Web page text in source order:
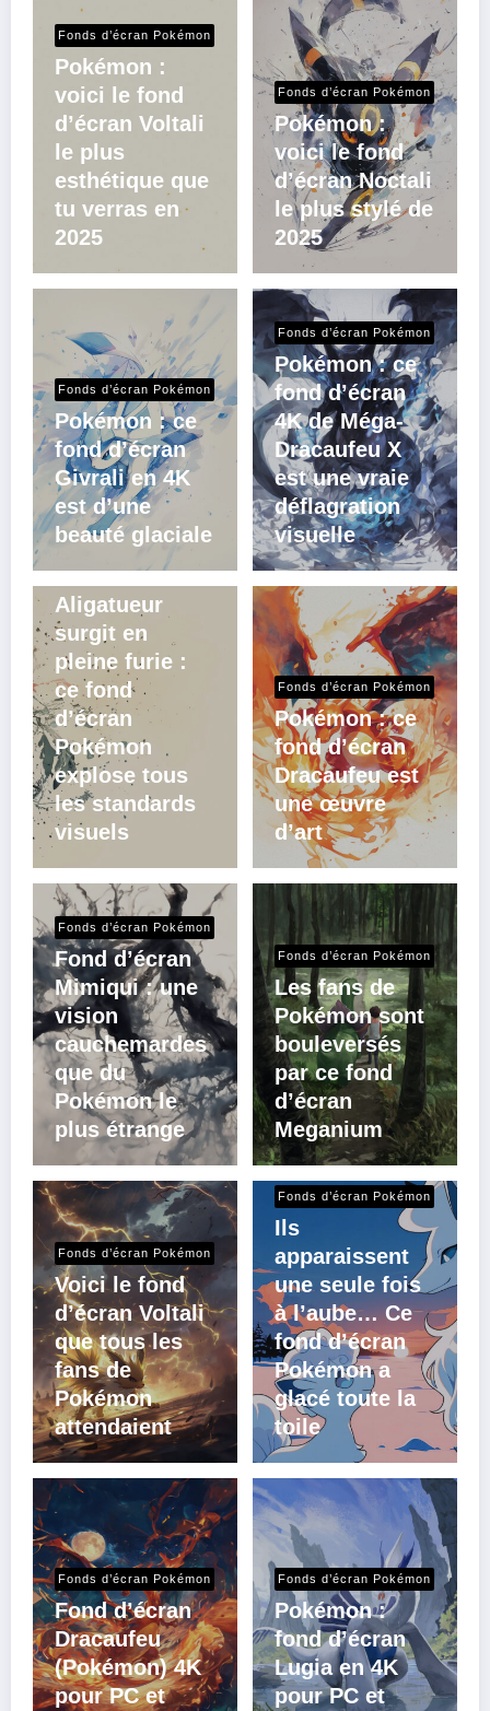
Fonds d’écran Pokémon
Pokémon :
voici le fond
d’écran Voltali
le plus
esthétique que
tu verras en
2025
Fonds d’écran Pokémon
Pokémon :
voici le fond
d’écran Noctali
le plus stylé de
2025
Fonds d’écran Pokémon
Pokémon : ce
fond d’écran
Givrali en 4K
est d’une
beauté glaciale
Fonds d’écran Pokémon
Pokémon : ce
fond d’écran
4K de Méga-
Dracaufeu X
est une vraie
déflagration
visuelle
Fonds d’écran Pokémon
Aligatueur
surgit en
pleine furie :
ce fond
d’écran
Pokémon
explose tous
les standards
visuels
Fonds d’écran Pokémon
Pokémon : ce
fond d’écran
Dracaufeu est
une œuvre
d’art
Fonds d’écran Pokémon
Fond d’écran
Mimiqui : une
vision
cauchemardes
que du
Pokémon le
plus étrange
Fonds d’écran Pokémon
Les fans de
Pokémon sont
bouleversés
par ce fond
d’écran
Meganium
Fonds d’écran Pokémon
Voici le fond
d’écran Voltali
que tous les
fans de
Pokémon
attendaient
Fonds d’écran Pokémon
Ils
apparaissent
une seule fois
à l’aube… Ce
fond d’écran
Pokémon a
glacé toute la
toile
Fonds d’écran Pokémon
Fond d’écran
Dracaufeu
(Pokémon) 4K
pour PC et
Fonds d’écran Pokémon
Pokémon :
fond d’écran
Lugia en 4K
pour PC et